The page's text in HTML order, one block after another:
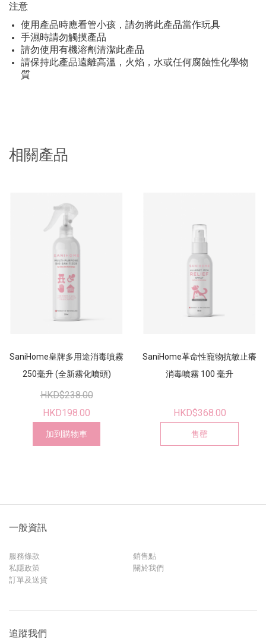
注意
使用產品時應看管小孩，請勿將此產品當作玩具
手濕時請勿觸摸產品
請勿使用有機溶劑清潔此產品
請保持此產品遠離高溫，火焰，水或任何腐蝕性化學物
質
相關產品
SaniHome皇牌多用途消毒噴霧
250毫升 (全新霧化噴頭)
HKD$238.00
HKD198.00
加到購物車
SaniHome革命性寵物抗敏止癢
消毒噴霧 100 毫升
HKD$368.00
售罄
一般資訊
服務條款
私隱政策
訂單及送貨
銷售點
關於我們
追蹤我們